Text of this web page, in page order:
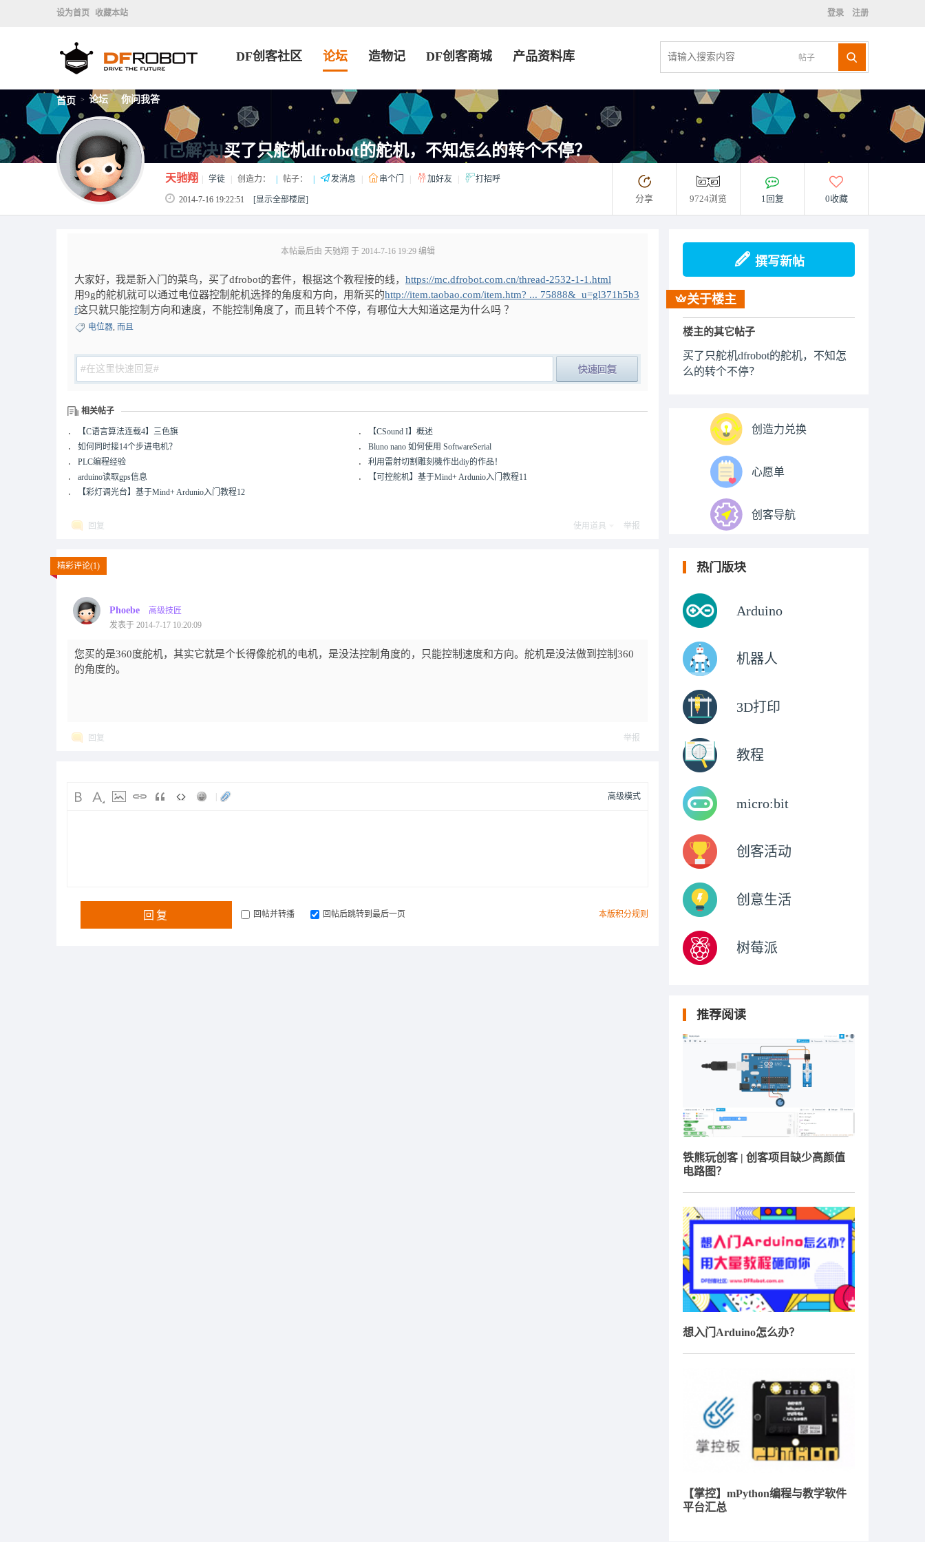
设为首页 收藏本站 登录 注册
帖子
DF创客社区 论坛 造物记 DF创客商城 产品资料库
首页 > 论坛 > 你问我答
[已解决]买了只舵机dfrobot的舵机，不知怎么的转个不停？
天驰翔 学徒 创造力： 帖子： 发消息 串个门 加好友 打招呼
2014-7-16 19:22:51 [显示全部楼层] 分享 9724浏览 1回复 0收藏
本帖最后由 天驰翔 于 2014-7-16 19:29 编辑
大家好，我是新入门的菜鸟，买了dfrobot的套件，根据这个教程接的线， https://mc.dfrobot.com.cn/thread-2532-1-1.html
用9g的舵机就可以通过电位器控制舵机选择的角度和方向，用新买的http://item.taobao.com/item.htm? ... 75888&_u=gl371h5b3
f这只就只能控制方向和速度，不能控制角度了，而且转个不停，有哪位大大知道这是为什么吗 ？
电位器, 而且
相关帖子
． 【C语言算法连载4】三色旗 ．
【CSound I】概述
． 如何同时接14个步进电机？ ． Bluno nano 如何使用 SoftwareSerial
． PLC编程经验 ． 利用雷射切割雕刻機作出diy的作品！
． arduino读取gps信息 ．
【可控舵机】基于Mind+ Ardunio入门教程11
．
【彩灯调光台】基于Mind+ Ardunio入门教程12
回复 使用道具 举报
精彩评论(1)
Phoebe
高级技匠
发表于 2014-7-17 10:20:09
您买的是360度舵机，其实它就是个长得像舵机的电机，是没法控制角度的，只能控制速度和方向。舵机是没法做到控制360
的角度的。
回复 举报
高级模式
本版积分规则
回复 回帖并转播 回帖后跳转到最后一页
撰写新帖
关于楼主
楼主的其它帖子
买了只舵机dfrobot的舵机，不知怎
么的转个不停？
创造力兑换
心愿单
创客导航
热门版块
Arduino
机器人
3D打印
教程
micro:bit
创客活动
创意生活
树莓派
推荐阅读
铁熊玩创客 | 创客项目缺少高颜值
电路图？
想入门Arduino怎么办？
【掌控】mPython编程与教学软件
平台汇总